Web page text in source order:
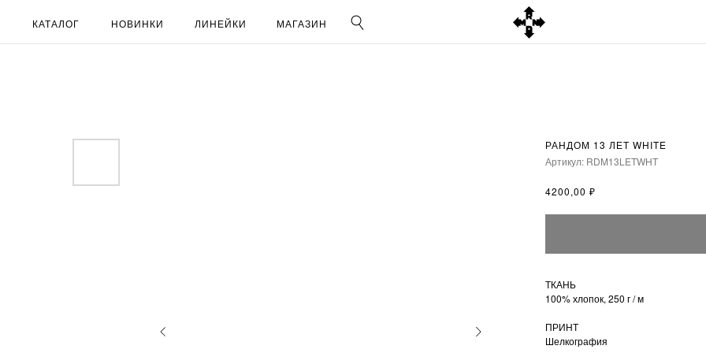
НОВИНКИ ЛИНЕЙКИ МАГАЗИН
КАТАЛОГ
РАНДОМ 13 ЛЕТ WHITE
Артикул: RDM13LETWHT
4200,00 ₽
ТКАНЬ
100% хлопок, 250 г / м
ПРИНТ
Шелкография